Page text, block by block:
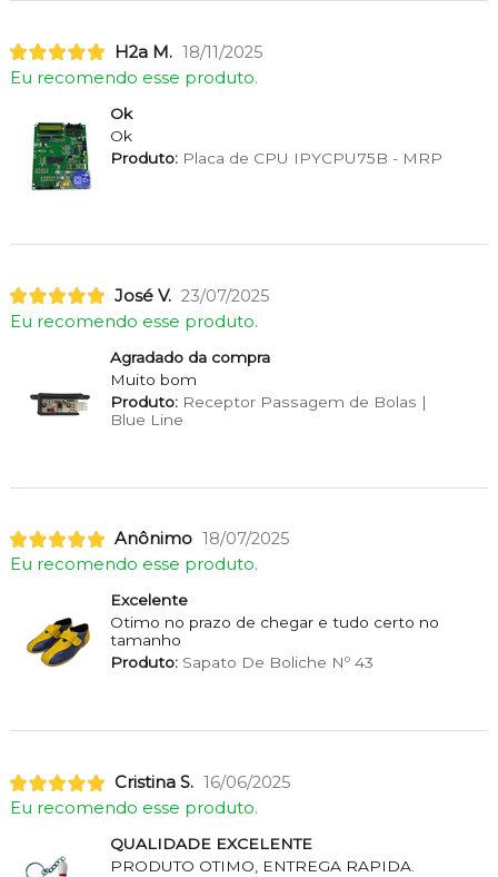
H2a M. 18/11/2025
Eu recomendo esse produto.
Ok
Ok
Produto:Placa de CPU IPYCPU75B - MRP
José V. 23/07/2025
Eu recomendo esse produto.
Agradado da compra
Muito bom
Produto:Receptor Passagem de Bolas |
Blue Line
Anônimo 18/07/2025
Eu recomendo esse produto.
Excelente
Otimo no prazo de chegar e tudo certo no
tamanho
Produto:Sapato De Boliche Nº 43
Cristina S. 16/06/2025
Eu recomendo esse produto.
QUALIDADE EXCELENTE
PRODUTO OTIMO, ENTREGA RAPIDA.